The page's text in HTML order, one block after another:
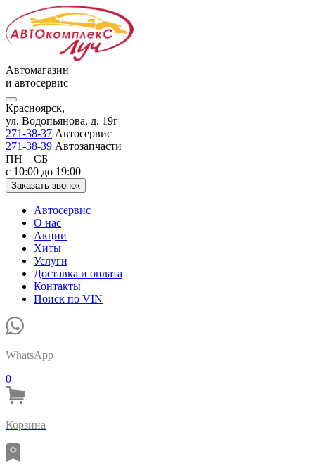
Автомагазин
и автосервис
Красноярск,
ул. Водопьянова, д. 19г
271-38-37 Автосервис
271-38-39 Автозапчасти
ПН – СБ
с 10:00 до 19:00
Заказать звонок
Автосервис
О нас
Акции
Хиты
Услуги
Доставка и оплата
Контакты
Поиск по VIN
WhatsApp
0
Корзина